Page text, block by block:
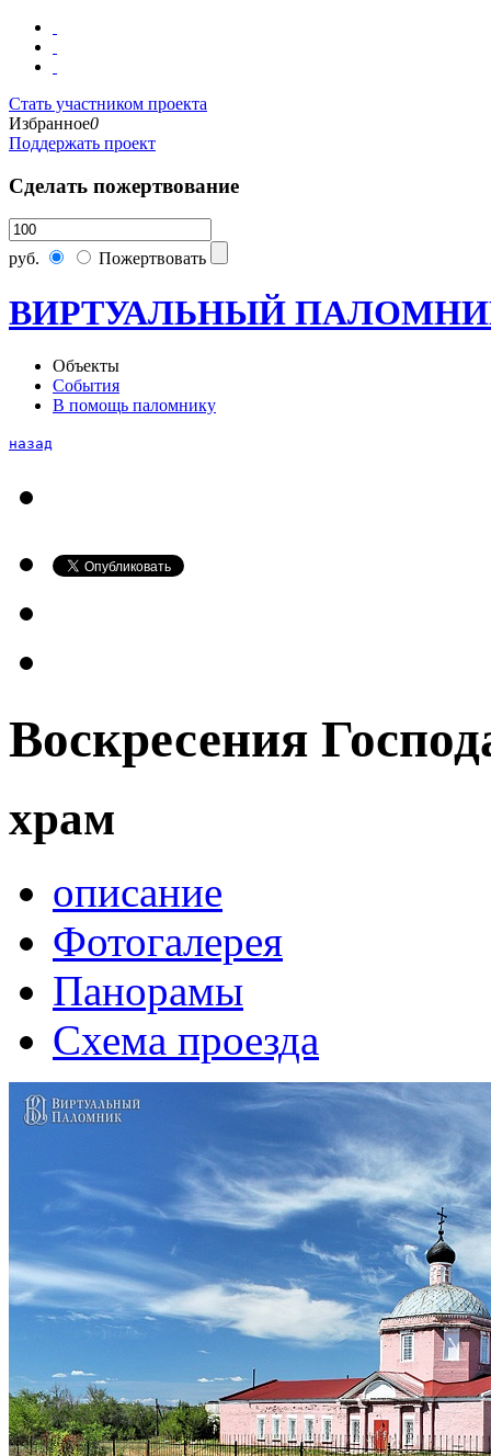
Стать участником проекта
Избранное0
Поддержать проект
Сделать пожертвование
руб. Пожертвовать
ВИРТУАЛЬНЫЙ
Объекты
События
В помощь паломнику
назад
Воскресения
храм
описание
Фотогалерея
Панорамы
Схема проезда